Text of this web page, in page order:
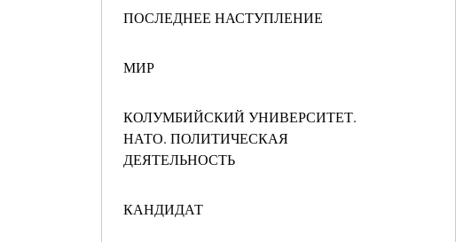
ПОСЛЕДНЕЕ НАСТУПЛЕНИЕ
МИР
КОЛУМБИЙСКИЙ УНИВЕРСИТЕТ.
НАТО. ПОЛИТИЧЕСКАЯ
ДЕЯТЕЛЬНОСТЬ
КАНДИДАТ